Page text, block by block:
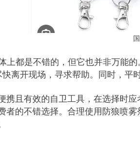
上都是不错的，但它也并非万能
快离开现场，寻求帮助。同时，平
携且有效的自卫工具，在选择时
者的不错选择。合理使用防狼喷